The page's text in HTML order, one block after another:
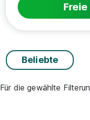
Beliebte
Für die gewählte